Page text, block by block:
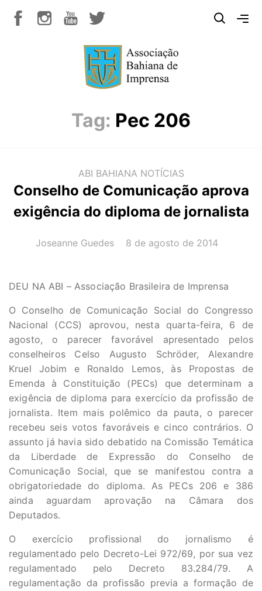
Tag: Pec 206
ABI BAHIANA NOTÍCIAS
Conselho de Comunicação aprova
exigência do diploma de jornalista
AUTOR(A):
Joseanne Guedes DATA:
8 de agosto de 2014
DEU NA ABI – Associação Brasileira de Imprensa
O Conselho de Comunicação Social do Congresso
Nacional (CCS) aprovou, nesta quarta-feira, 6 de
agosto, o parecer favorável apresentado pelos
conselheiros Celso Augusto Schröder, Alexandre
Kruel Jobim e Ronaldo Lemos, às Propostas de
Emenda à Constituição (PECs) que determinam a
exigência de diploma para exercício da profissão de
jornalista. Item mais polêmico da pauta, o parecer
recebeu seis votos favoráveis e cinco contrários. O
assunto já havia sido debatido na Comissão Temática
da Liberdade de Expressão do Conselho de
Comunicação Social, que se manifestou contra a
obrigatoriedade do diploma. As PECs 206 e 386
ainda aguardam aprovação na Câmara dos
Deputados.
O exercício profissional do jornalismo é
regulamentado pelo Decreto-Lei 972/69, por sua vez
regulamentado pelo Decreto 83.284/79. A
regulamentação da profissão previa a formação de